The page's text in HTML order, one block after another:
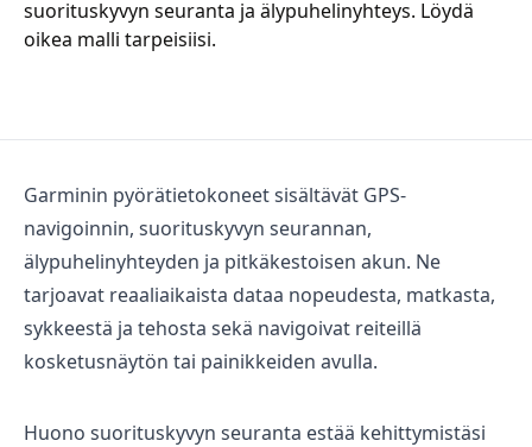
Gravel-pyörät
Maastosähköpyörät
suorituskyvyn seuranta ja älypuhelinyhteys. Löydä
oikea malli tarpeisiisi.
Garminin pyörätietokoneet sisältävät GPS-
navigoinnin, suorituskyvyn seurannan,
älypuhelinyhteyden ja pitkäkestoisen akun. Ne
tarjoavat reaaliaikaista dataa nopeudesta, matkasta,
sykkeestä ja tehosta sekä navigoivat reiteillä
kosketusnäytön tai painikkeiden avulla.
Huono suorituskyvyn seuranta estää kehittymistäsi